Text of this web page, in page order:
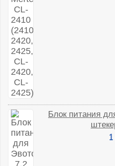
Блок питания